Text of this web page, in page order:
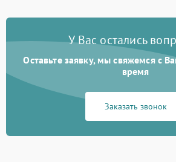
У Вас остались
Оставьте заявку, мы свяжемся с
время
Заказать звонок